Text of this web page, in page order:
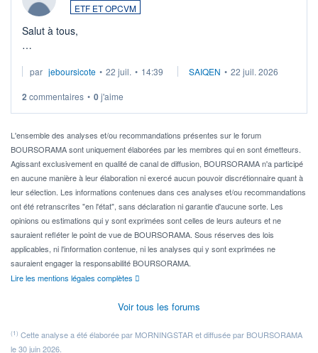
ETF ET OPCVM
Salut à tous,
via un ETF plutôt que des actions individuelles.
Idéalement, je voudrais qu'il soit éligible au PEA.
Pour l' ...
par jeboursicote • 22 juil. • 14:39 SAIQEN • 22 juil. 2026
2 commentaires • 0j'aime
L'ensemble des analyses et/ou recommandations présentes sur le forum
BOURSORAMA sont uniquement élaborées par les membres qui en sont émetteurs.
Agissant exclusivement en qualité de canal de diffusion, BOURSORAMA n'a participé
en aucune manière à leur élaboration ni exercé aucun pouvoir discrétionnaire quant à
leur sélection. Les informations contenues dans ces analyses et/ou recommandations
ont été retranscrites "en l'état", sans déclaration ni garantie d'aucune sorte. Les
opinions ou estimations qui y sont exprimées sont celles de leurs auteurs et ne
sauraient refléter le point de vue de BOURSORAMA. Sous réserves des lois
applicables, ni l'information contenue, ni les analyses qui y sont exprimées ne
sauraient engager la responsabilité BOURSORAMA.
Lire les mentions légales complètes
Voir tous les forums
(1) Cette analyse a été élaborée par MORNINGSTAR et diffusée par BOURSORAMA
le 30 juin 2026.